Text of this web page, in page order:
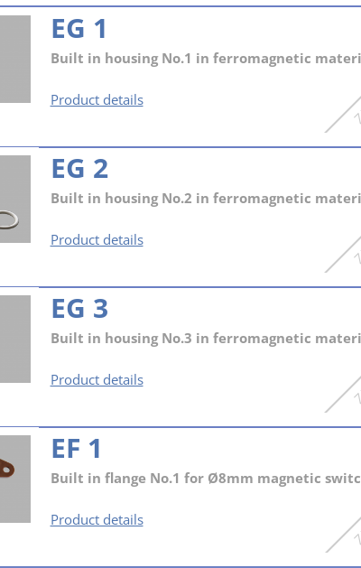
EG 1
Built in housing No.1 in ferromagnetic
Product detailsEG
EG 2
Built in housing No.2 in ferromagnetic
Product detailsEG
EG 3
Built in housing No.3 in ferromagnetic
Product detailsEG
EF 1
Built in flange No.1 for Ø8mm magnetic
Product detailsEF